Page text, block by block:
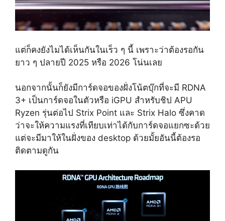
แต่ก็คงยังไมได้เห็นกันในเร็ว ๆ นี้ เพราะว่าต้องรอกัน
ยาว ๆ ปลายปี 2025 หรือ 2026 โน่นเลย
นอกจากนั้นก็ยังมีการ์ดจอของฝั่งโน้ตบุ๊กที่จะมี RDNA
3+ เป็นการ์ดจอในตัวหรือ iGPU สำหรับชิป APU
Ryzen รุ่นต่อไป Strix Point และ Strix Halo ซึ่งคาด
ว่าจะให้ความแรงที่เทียบเท่าได้กับการ์ดจอแยกซะด้วย
แต่จะมีมาให้ในฝั่งของ desktop ด้วยมั้ยอันนี้ต้องรอ
ติดตามดูกัน